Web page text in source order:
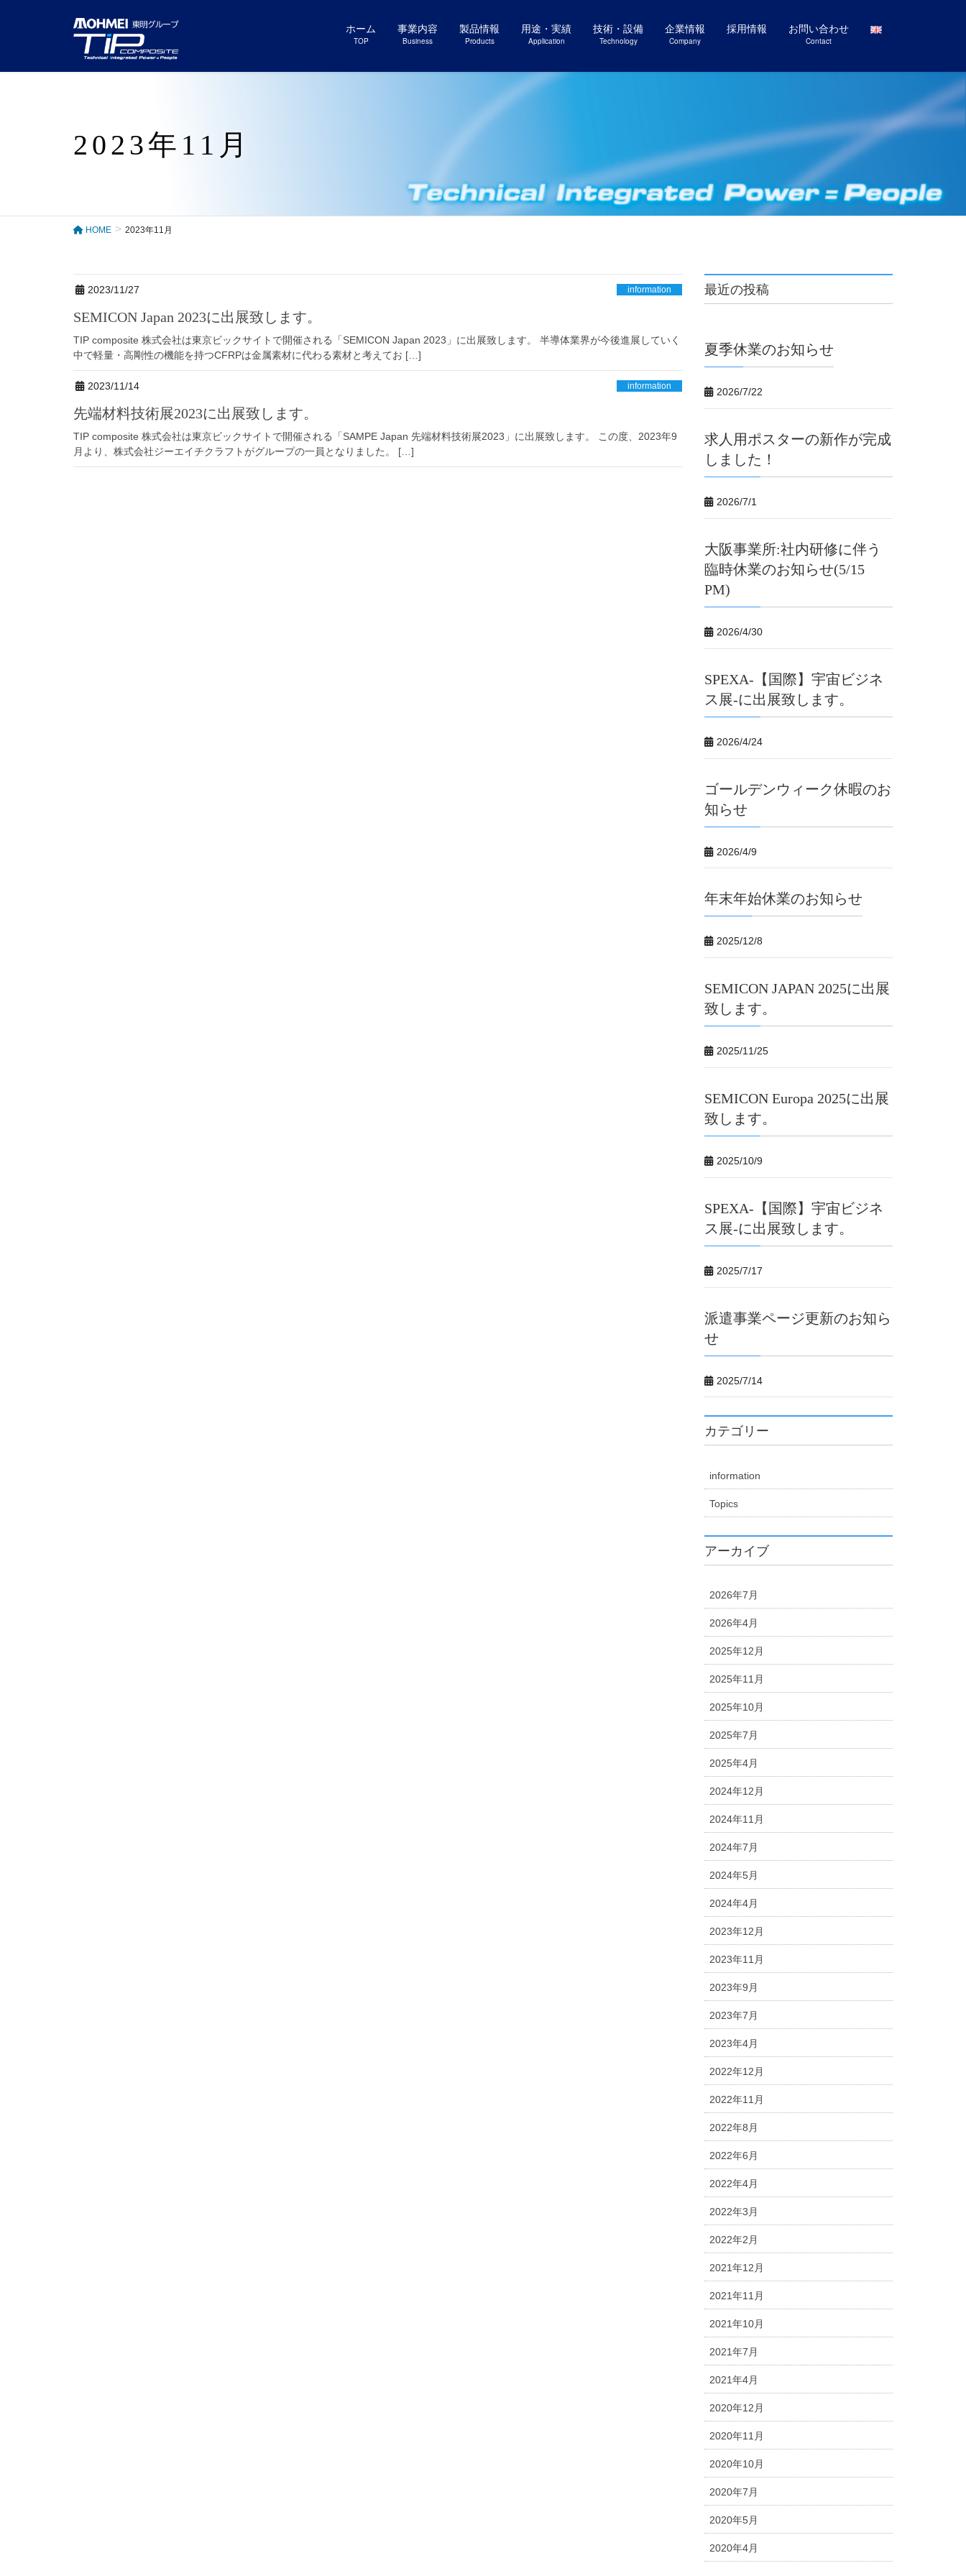
ホーム
TOP
事業内容
Business
製品情報
Products
用途・実績
Application
技術・設備
Technology
企業情報
Company
採用情報 お問い合わせ
Contact
2023年11月
HOME 2023年11月
2023/11/27 information
SEMICON Japan 2023に出展致します。
TIP composite 株式会社は東京ビックサイトで開催される「SEMICON Japan 2023」に出展致します。 半導体業界が今後進展していく
中で軽量・高剛性の機能を持つCFRPは金属素材に代わる素材と考えてお […]
2023/11/14 information
先端材料技術展2023に出展致します。
TIP composite 株式会社は東京ビックサイトで開催される「SAMPE Japan 先端材料技術展2023」に出展致します。 この度、2023年9
月より、株式会社ジーエイチクラフトがグループの一員となりました。 […]
最近の投稿
夏季休業のお知らせ
2026/7/22
求人用ポスターの新作が完成
しました！
2026/7/1
大阪事業所:社内研修に伴う
臨時休業のお知らせ(5/15
PM)
2026/4/30
SPEXA-【国際】宇宙ビジネ
ス展-に出展致します。
2026/4/24
ゴールデンウィーク休暇のお
知らせ
2026/4/9
年末年始休業のお知らせ
2025/12/8
SEMICON JAPAN 2025に出展
致します。
2025/11/25
SEMICON Europa 2025に出展
致します。
2025/10/9
SPEXA-【国際】宇宙ビジネ
ス展-に出展致します。
2025/7/17
派遣事業ページ更新のお知ら
せ
2025/7/14
カテゴリー
information
Topics
アーカイブ
2026年7月
2026年4月
2025年12月
2025年11月
2025年10月
2025年7月
2025年4月
2024年12月
2024年11月
2024年7月
2024年5月
2024年4月
2023年12月
2023年11月
2023年9月
2023年7月
2023年4月
2022年12月
2022年11月
2022年8月
2022年6月
2022年4月
2022年3月
2022年2月
2021年12月
2021年11月
2021年10月
2021年7月
2021年4月
2020年12月
2020年11月
2020年10月
2020年7月
2020年5月
2020年4月